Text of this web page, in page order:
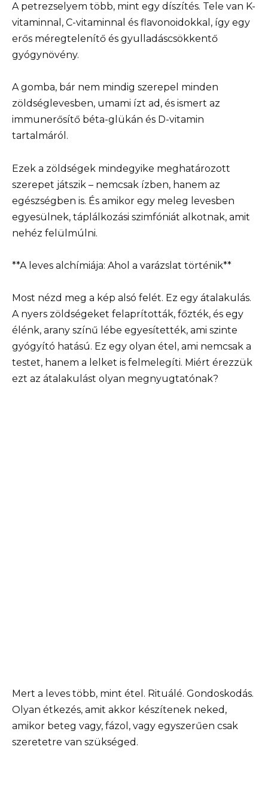
A petrezselyem több, mint egy díszítés. Tele van K-
vitaminnal, C-vitaminnal és flavonoidokkal, így egy
erős méregtelenítő és gyulladáscsökkentő
gyógynövény.
A gomba, bár nem mindig szerepel minden
zöldséglevesben, umami ízt ad, és ismert az
immunerősítő béta-glükán és D-vitamin
tartalmáról.
Ezek a zöldségek mindegyike meghatározott
szerepet játszik – nemcsak ízben, hanem az
egészségben is. És amikor egy meleg levesben
egyesülnek, táplálkozási szimfóniát alkotnak, amit
nehéz felülmúlni.
**A leves alchímiája: Ahol a varázslat történik**
Most nézd meg a kép alsó felét. Ez egy átalakulás.
A nyers zöldségeket felaprították, főzték, és egy
élénk, arany színű lébe egyesítették, ami szinte
gyógyító hatású. Ez egy olyan étel, ami nemcsak a
testet, hanem a lelket is felmelegíti. Miért érezzük
ezt az átalakulást olyan megnyugtatónak?
Mert a leves több, mint étel. Rituálé. Gondoskodás.
Olyan étkezés, amit akkor készítenek neked,
amikor beteg vagy, fázol, vagy egyszerűen csak
szeretetre van szükséged.